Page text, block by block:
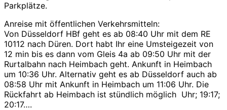
Parkplätze.
Anreise mit öffentlichen Verkehrsmitteln:
Von Düsseldorf HBf geht es ab 08:40 Uhr mit dem RE
10112 nach Düren. Dort habt Ihr eine Umsteigezeit von
12 min bis es dann vom Gleis 4a ab 09:50 Uhr mit der
Rurtalbahn nach Heimbach geht. Ankunft in Heimbach
um 10:36 Uhr. Alternativ geht es ab Düsseldorf auch ab
08:58 Uhr mit Ankunft in Heimbach um 11:06 Uhr. Die
Rückfahrt ab Heimbach ist stündlich möglich Uhr; 19:17;
20:17….